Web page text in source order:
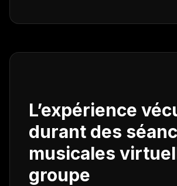
L’expérience
durant des
musicales
groupe